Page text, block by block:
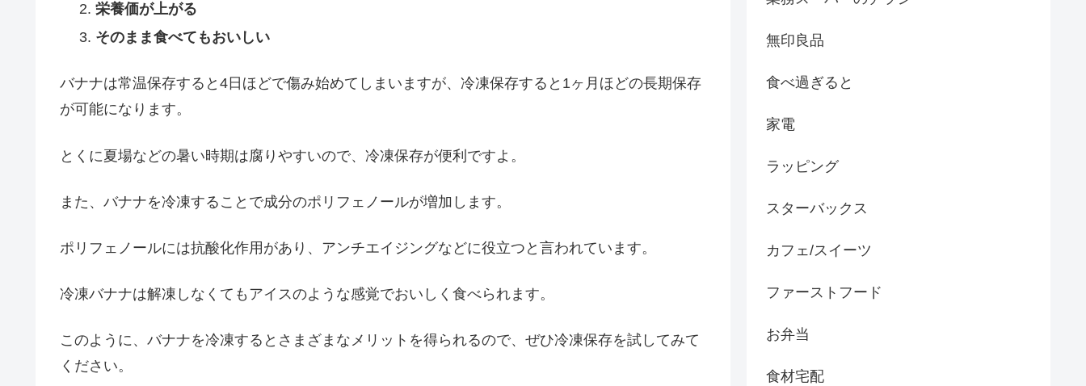
栄養価が上がる
そのまま食べてもおいしい
バナナは常温保存すると4日ほどで傷み始めてしまいますが、冷凍保存すると1ヶ月ほどの長期保存
が可能になります。
とくに夏場などの暑い時期は腐りやすいので、冷凍保存が便利ですよ。
また、バナナを冷凍することで成分のポリフェノールが増加します。
ポリフェノールには抗酸化作用があり、アンチエイジングなどに役立つと言われています。
冷凍バナナは解凍しなくてもアイスのような感覚でおいしく食べられます。
このように、バナナを冷凍するとさまざまなメリットを得られるので、ぜひ冷凍保存を試してみて
ください。
無印良品
食べ過ぎると
家電
ラッピング
スターバックス
カフェ/スイーツ
ファーストフード
お弁当
食材宅配